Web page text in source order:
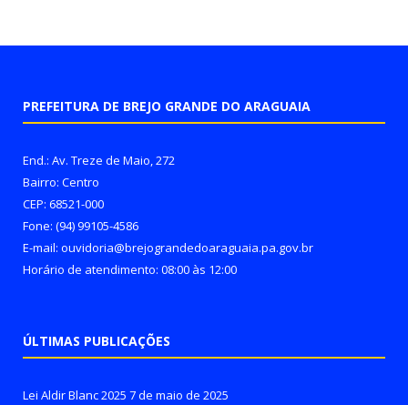
PREFEITURA DE BREJO GRANDE DO ARAGUAIA
End.: Av. Treze de Maio, 272
Bairro: Centro
CEP: 68521-000
Fone: (94) 99105-4586
E-mail: ouvidoria@brejograndedoaraguaia.pa.gov.br
Horário de atendimento: 08:00 às 12:00
ÚLTIMAS PUBLICAÇÕES
Lei Aldir Blanc 2025 7 de maio de 2025